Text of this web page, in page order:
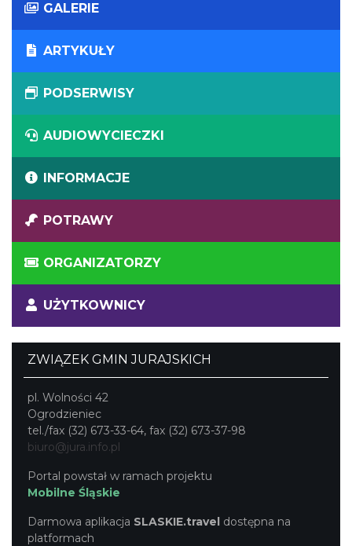
GALERIE
ARTYKUŁY
PODSERWISY
AUDIOWYCIECZKI
INFORMACJE
POTRAWY
ORGANIZATORZY
UŻYTKOWNICY
ZWIĄZEK GMIN JURAJSKICH
pl. Wolności 42
Ogrodzieniec
tel./fax (32) 673-33-64, fax (32) 673-37-98
biuro@jura.info.pl
Portal powstał w ramach projektu
Mobilne Śląskie
Darmowa aplikacja SLASKIE.travel dostępna na
platformach